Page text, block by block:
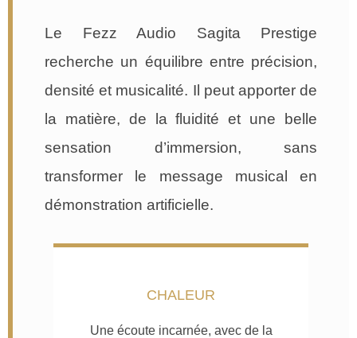
Le Fezz Audio Sagita Prestige
recherche un équilibre entre précision,
densité et musicalité. Il peut apporter de
la matière, de la fluidité et une belle
sensation d’immersion, sans
transformer le message musical en
démonstration artificielle.
CHALEUR
Une écoute incarnée, avec de la